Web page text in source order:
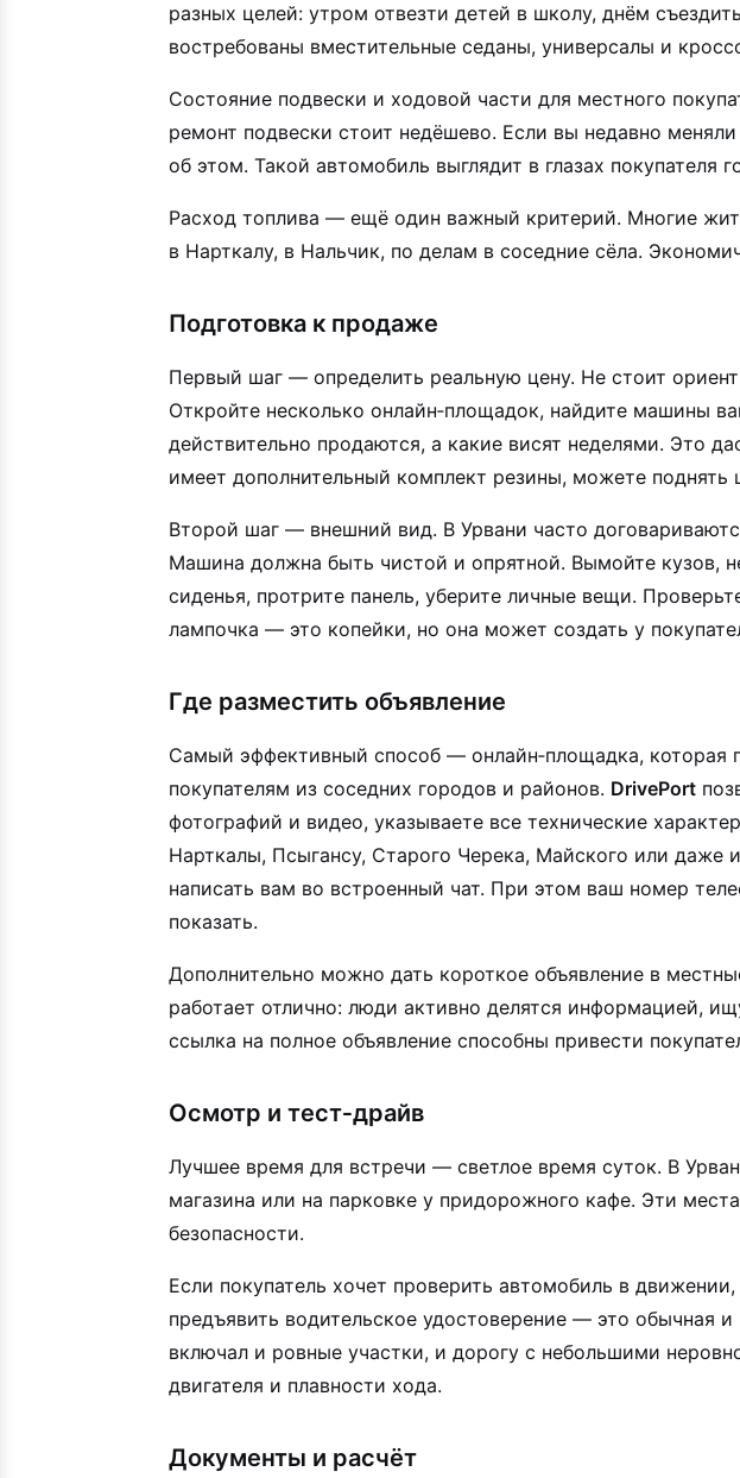
разных целей: утром отвезти детей в школу, днём
востребованы вместительные седаны, универсалы и
Состояние подвески и ходовой части для местного
ремонт подвески стоит недёшево. Если вы недавно
об этом. Такой автомобиль выглядит в глазах покупателя
Расход топлива — ещё один важный критерий. Многие
в Нарткалу, в Нальчик, по делам в соседние сёла.
Подготовка к продаже
Первый шаг — определить реальную цену. Не стоит
Откройте несколько онлайн‑площадок, найдите машины
действительно продаются, а какие висят неделями. Это
имеет дополнительный комплект резины, можете поднять
Второй шаг — внешний вид. В Урвани часто
Машина должна быть чистой и опрятной. Вымойте кузов,
сиденья, протрите панель, уберите личные вещи.
лампочка — это копейки, но она может создать у
Где разместить объявление
Самый эффективный способ — онлайн‑площадка, которая
покупателям из соседних городов и районов. DrivePort
фотографий и видео, указываете все технические
Нарткалы, Псыгансу, Старого Черека, Майского или
написать вам во встроенный чат. При этом ваш номер
показать.
Дополнительно можно дать короткое объявление в
работает отлично: люди активно делятся информацией,
ссылка на полное объявление способны привести
Осмотр и тест‑драйв
Лучшее время для встречи — светлое время суток. В
магазина или на парковке у придорожного кафе. Эти
безопасности.
Если покупатель хочет проверить автомобиль в
предъявить водительское удостоверение — это обычная
включал и ровные участки, и дорогу с небольшими
двигателя и плавности хода.
Документы и расчёт